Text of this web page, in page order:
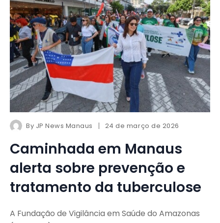
By JP News Manaus 24 de março de 2026
Caminhada em Manaus
alerta sobre prevenção e
tratamento da tuberculose
A Fundação de Vigilância em Saúde do Amazonas